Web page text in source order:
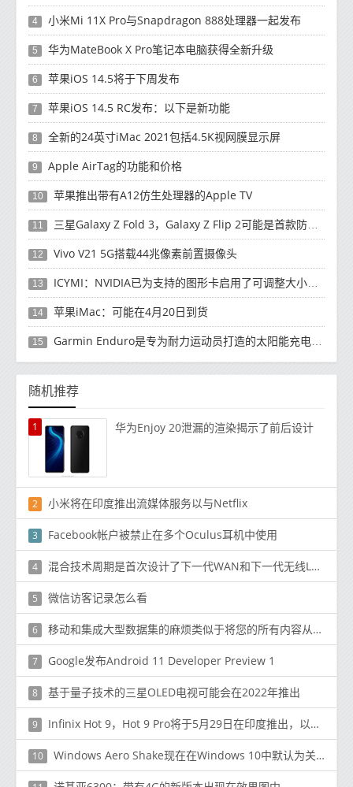
4 小米Mi 11X Pro与Snapdragon 888处理器一起发布
5 华为MateBook X Pro笔记本电脑获得全新升级
6 苹果iOS 14.5将于下周发布
7 苹果iOS 14.5 RC发布：以下是新功能
8 全新的24英寸iMac 2021包括4.5K视网膜显示屏
9 Apple AirTag的功能和价格
10 苹果推出带有A12仿生处理器的Apple TV
11 三星Galaxy Z Fold 3，Galaxy Z Flip 2可能是首款防水可折叠智能手机
12 Vivo V21 5G搭载44兆像素前置摄像头
13 ICYMI：NVIDIA已为支持的图形卡启用了可调整大小的BAR和RTX语音
14 苹果iMac：可能在4月20日到货
15 Garmin Enduro是专为耐力运动员打造的太阳能充电智能手表
随机推荐
1 华为Enjoy 20泄漏的渲染揭示了前后设计
2 小米将在印度推出流媒体服务以与Netflix
3 Facebook帐户被禁止在多个Oculus耳机中使用
4 混合技​​术周期是首次设计了下一代WAN和下一代无线LAN技术在此级别进行互操作
5 微信访客记录怎么看
6 移动和集成大型数据集的麻烦类似于将您的所有内容从一所房子搬到另一所房子
7 Google发布Android 11 Developer Preview 1
8 基于量子技术的三星OLED电视可能会在2022年推出
9 Infinix Hot 9，Hot 9 Pro将于5月29日在印度推出，以下是规格和功能
10 Windows Aero Shake现在在Windows 10中默认为关闭